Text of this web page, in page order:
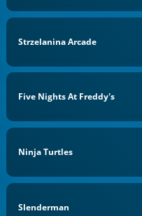
Strzelanina Arcade
Five Nights At Freddy's
Ninja Turtles
Slenderman